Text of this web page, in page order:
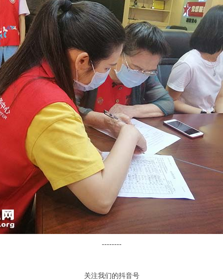
--------
关注我们的抖音号